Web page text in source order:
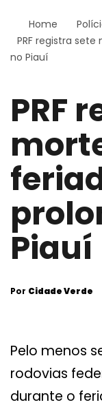
Home
PRF registra
no Piauí
PRF
Piauí
Por Cidade Verde
Pelo menos
rodovias
durante o